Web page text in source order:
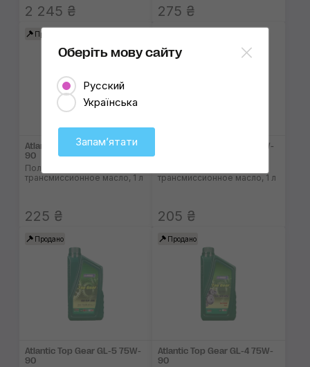
2 245 ₴ 275 ₴
Продано
Atlantic Top Gear GL-5 80W-
90
Полусинтетическое
трансмиссионное масло, 1 л
225 ₴
Atlantic Top Gear GL-4 80W-
трансмиссионное масло, 1 л
205 ₴
Продано
Atlantic Top Gear GL-5 75W-
90
Продано
Atlantic Top Gear GL-4 75W-
90
Оберіть мову сайту
Русский
Українська
Запамʼятати